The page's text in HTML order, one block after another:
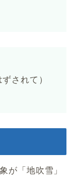
されて）
が「地吹雪」